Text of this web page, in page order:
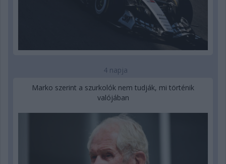
4 napja
Marko szerint a szurkolók nem tudják, mi történik
valójában